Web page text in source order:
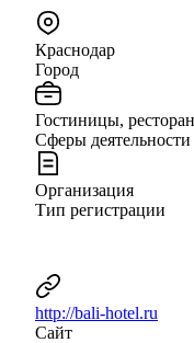
Краснодар
Город
Гостиницы,
Сферы деятельности
Организация
Тип регистрации
http://bali-hotel.ru
Сайт